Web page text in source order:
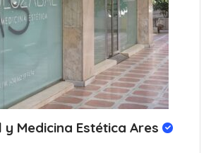
y Medicina Estética Ares